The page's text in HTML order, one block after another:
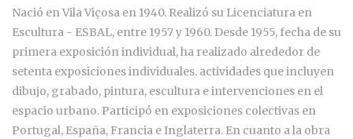
Nació en Vila Viçosa en 1940. Realizó su Licenciatura en
Escultura - ESBAL, entre 1957 y 1960. Desde 1955, fecha de su
primera exposición individual, ha realizado alrededor de
setenta exposiciones individuales. actividades que incluyen
dibujo, grabado, pintura, escultura e intervenciones en el
espacio urbano. Participó en exposiciones colectivas en
Portugal, España, Francia e Inglaterra. En cuanto a la obra